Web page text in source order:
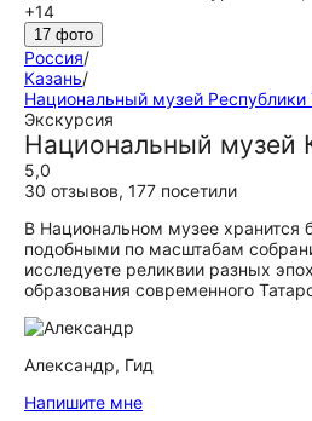
+14
17 фото
Россия/
Казань/
Национальный музей Республики
Экскурсия
Национальный музей
5,0
30 отзывов, 177 посетили
В Национальном музее хранится
подобными по масштабам
исследуете реликвии разных
образования современного
Александр, Гид
Напишите мне